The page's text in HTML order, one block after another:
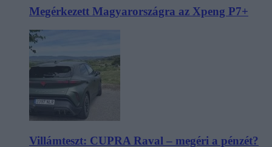
Megérkezett Magyarországra az Xpeng P7+
Villámteszt: CUPRA Raval – megéri a pénzét?